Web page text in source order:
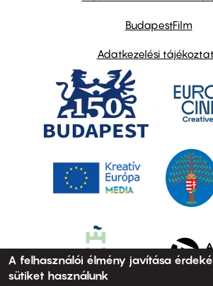
BudapestFilm
Adatkezelési
A felhasználói élmény javítása
sütiket használunk